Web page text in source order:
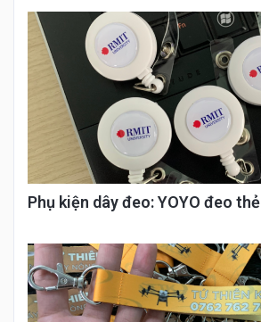
Phụ kiện dây đeo: YOYO đeo thẻ